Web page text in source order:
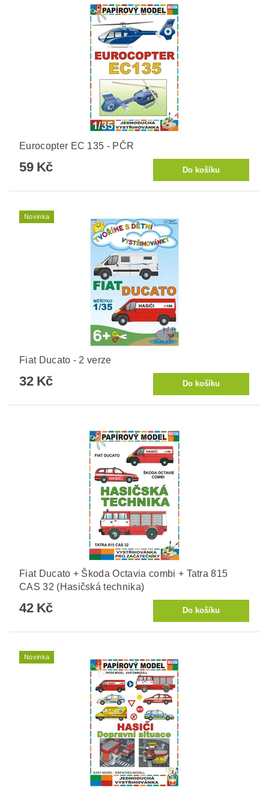
Eurocopter EC 135 - PČR
59 Kč
Novinka
Fiat Ducato - 2 verze
32 Kč
Fiat Ducato + Škoda Octavia combi + Tatra 815
CAS 32 (Hasičská technika)
42 Kč
Novinka